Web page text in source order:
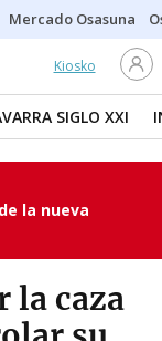
Mercado Osasuna
Kiosko
SIGLO XXI
la nueva
la caza